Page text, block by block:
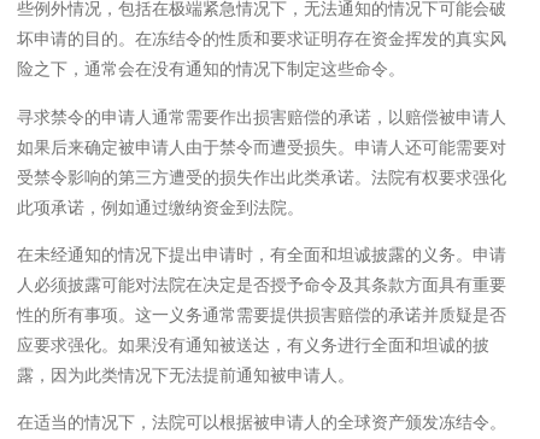
些例外情况，包括在极端紧急情况下，无法通知的情况下可能会破
坏申请的目的。在冻结令的性质和要求证明存在资金挥发的真实风
险之下，通常会在没有通知的情况下制定这些命令。
寻求禁令的申请人通常需要作出损害赔偿的承诺，以赔偿被申请人
如果后来确定被申请人由于禁令而遭受损失。申请人还可能需要对
受禁令影响的第三方遭受的损失作出此类承诺。法院有权要求强化
此项承诺，例如通过缴纳资金到法院。
在未经通知的情况下提出申请时，有全面和坦诚披露的义务。申请
人必须披露可能对法院在决定是否授予命令及其条款方面具有重要
性的所有事项。这一义务通常需要提供损害赔偿的承诺并质疑是否
应要求强化。如果没有通知被送达，有义务进行全面和坦诚的披
露，因为此类情况下无法提前通知被申请人。
在适当的情况下，法院可以根据被申请人的全球资产颁发冻结令。